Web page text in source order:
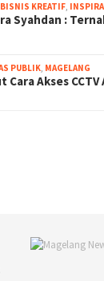
BISNIS KREATIF,
Syahdan :
PUBLIK, MAGELANG
Cara Akses